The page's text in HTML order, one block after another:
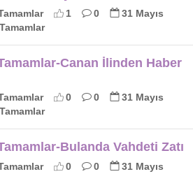
1 0
31 Mayıs
Canan İlinden Haber
0 0
31 Mayıs
Bulanda Vahdeti Zatı
0 0
31 Mayıs